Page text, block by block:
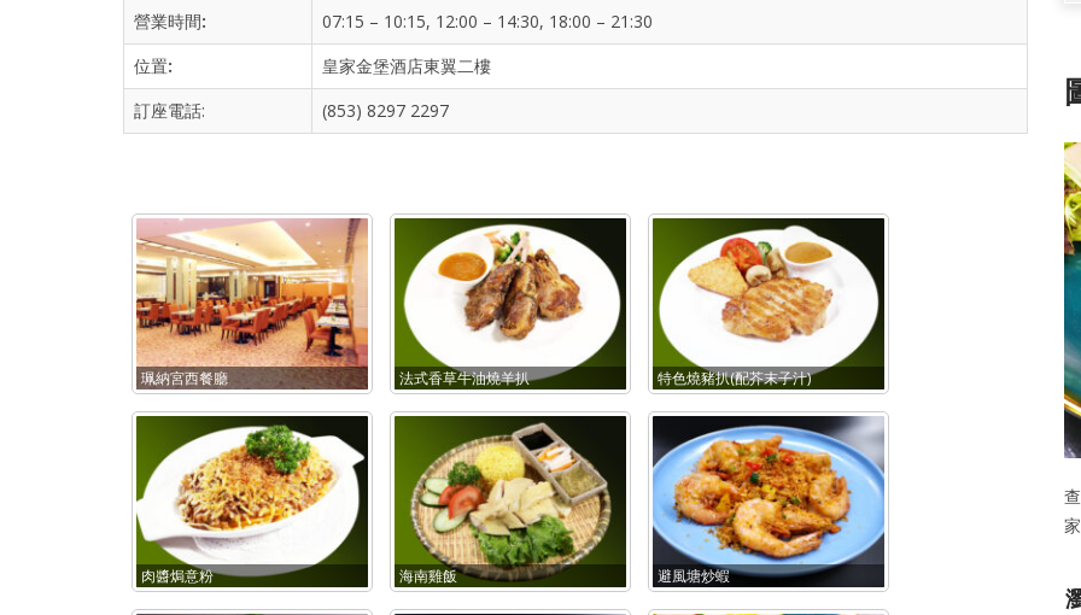
營業時間:
07:15 – 10:15, 12:00 – 14:30, 18:00 – 21:30
位置:
皇家金堡酒店東翼二樓
訂座電話:
(853) 8297 2297
珮納宮西餐廳 法式香草牛油燒羊扒 特色燒豬扒(配芥末子汁)
肉醬焗意粉 海南雞飯 避風塘炒蝦